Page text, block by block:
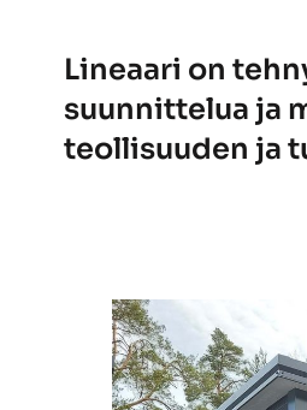
Lineaari on
suunnittelua ja
teollisuuden ja